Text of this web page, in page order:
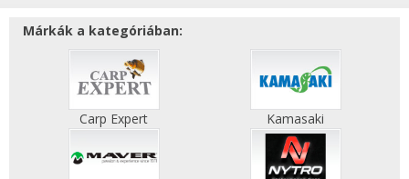
Márkák a kategóriában:
Carp Expert Kamasaki